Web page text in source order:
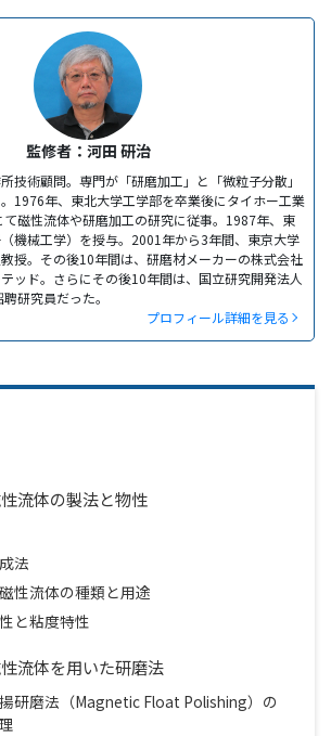
監修者：河田 研治
技術顧問。専門が「研磨加工」と「微粒子分散」
1976年、東北大学工学部を卒業後にタイホー工業
磁性流体や研磨加工の研究に従事。1987年、東
機械工学）を授与。2001年から3年間、東京大学
授。その後10年間は、研磨材メーカーの株式会社
ッド。さらにその後10年間は、国立研究開発法人
研究員だった。
プロフィール詳細を見る
流体の製法と物性
法
性流体の種類と用途
と粘度特性
流体を用いた研磨法
研磨法（Magnetic Float Polishing）の